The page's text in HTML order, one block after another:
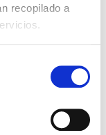
recopilado a
inferiores al que se
con la patronal